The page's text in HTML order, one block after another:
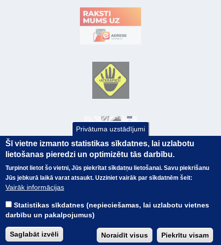
© Valsts kase 2017
Visas tiesības
EK GRĀMATVEDĪBAS KURSS
TERMINI
BUJ
PIEKĻŪSTAMĪBAS PAZIŅOJUMS
Privātuma uzstādījumi
Šī vietne izmanto statistikas sīkdatnes, lai uzlabotu
lietošanas pieredzi un optimizētu tās darbību.
Turpinot lietot šo vietni, Jūs piekrītat sīkdatņu lietošanai. Savu piekrišanu
Jūs jebkurā laikā varat atsaukt. Uzziniet vairāk par sīkdatnēm šeit:
Vairāk informācijas
Statistikas sīkdatnes (nepieciešamas, lai uzlabotu vietnes
darbību un pakalpojumus)
Saglabāt izvēli Noraidīt visus Piekrītu visam